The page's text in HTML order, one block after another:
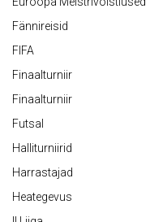
Fännireisid
FIFA
Finaalturniir
Finaalturniir
Futsal
Halliturniirid
Harrastajad
Heategevus